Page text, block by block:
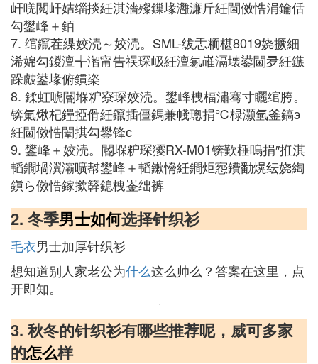
屽唴閲屽姞缁掞紝淇濇殩鏁堟灉濂斤紝閫傚悎涓鑰佸
勾鐢峰＋銆
7. 绾鑹茬緤姣涜～姣涜。SML-绂忎粫椹8019娆撅細
浠婂勾鍐澶╅潪甯告祦琛岋紝澶氱嶉滆壊鍙閫夛紝鏃
跺皻鍙堟俯鏆栥
8. 鍒虹唬閽堢粐寮琛姣涜。鐢峰栧楅潚骞寸矖绾胯。
锛氭煍杞鑸掗傦紝鑹插僵鎷兼帴璁捐℃椂灏氫釜鎬э
紝閫傚悎闈掑勾鐢锋с
9. 鐢峰＋姣涜。閽堢粐琛獿RX-M01锛歏棰嗚捐″拰淇
韬鐗堝瀷灞曠幇鐢峰＋韬鏉愶紝鐧炬惌鐨勫熀纭娆綯
鎭ら傚悎鎵撳簳鎴栧崟绌裤
2. 冬季男士如何选择针织衫
毛衣男士加厚针织衫
想知道别人家老公为什么这么帅么？答案在这里，点
开即知。
3. 秋冬的针织衫有哪些推荐呢，威可多家
的怎么样